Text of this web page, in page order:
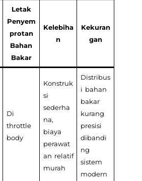
Letak
Penyem
protan
Bahan
Bakar
Kelebiha
n
Kekuran
gan
Di
throttle
body
Konstruk
si
sederha
na,
biaya
perawat
an relatif
murah
Distribus
i bahan
bakar
kurang
presisi
dibandi
ng
sistem
modern